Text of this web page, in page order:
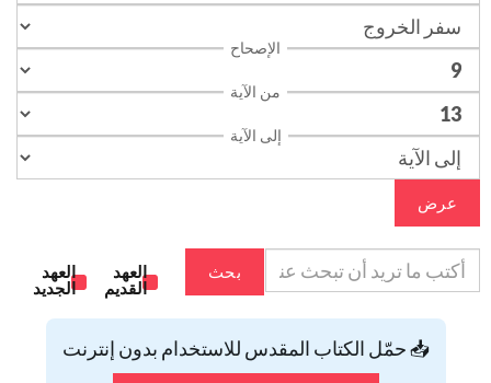
الإصحاح
من الآية
إلى الآية
عرض
بحث
العهد
القديم
العهد
الجديد
📥 حمّل الكتاب المقدس للاستخدام بدون إنترنت